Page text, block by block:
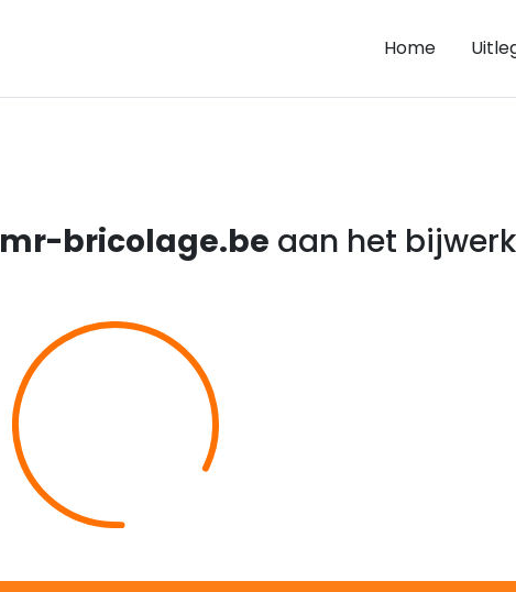
Home
mr-bricolage.be aan het